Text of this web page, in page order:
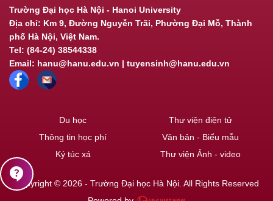
Trường Đại học Hà Nội - Hanoi University
Địa chỉ: Km 9, Đường Nguyễn Trãi, Phường Đại Mỗ, Thành
phố Hà Nội, Việt Nam.
Tel: (84-24) 38544338
Email: hanu@hanu.edu.vn | tuyensinh@hanu.edu.vn
Du học
Thông tin học phí
Ký túc xá
Thư viện điện tử
Văn bản - Biểu mẫu
Thư viện Ảnh - video
Copyright © 2026 - Trường Đại học Hà Nội. All Rights Reserved
contact_support